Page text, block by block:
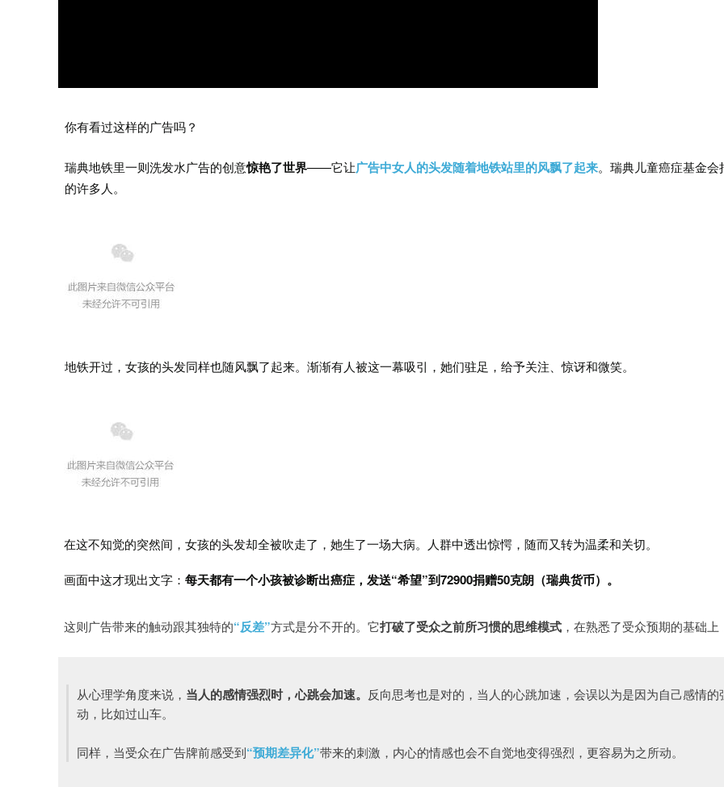
你有看过这样的广告吗？
瑞典地铁里一则洗发水广告的创意惊艳了世界——它让广告中女人的头发随着地铁站里的风飘了起来。 瑞典儿童癌症基金
的许多人。
地铁开过，女孩的头发同样也随风飘了起来。渐渐有人被这一幕吸引，她们驻足，给予关注、惊讶和微笑。
在这不知觉的突然间，女孩的头发却全被吹走了，她生了一场大病。人群中透出惊愕，随而又转为温柔和关切。
画面中这才现出文字： 每天都有一个小孩被诊断出癌症，发送“希望”到72900捐赠50克朗（瑞典货币）。
这则广告带来的触动跟其独特的“反差”方式是分不开的。它打破了受众之前所习惯的思维模式 ，在熟悉了受众预期的基础
从心理学角度来说， 当人的感情强烈时，心跳会加速。 反向思考也是对的，当人的心跳加速，会误以为是因为自己感情
动，比如过山车。
同样，当受众在广告牌前感受到“预期差异化”带来的刺激，内心的情感也会不自觉地变得强烈，更容易为之所动。